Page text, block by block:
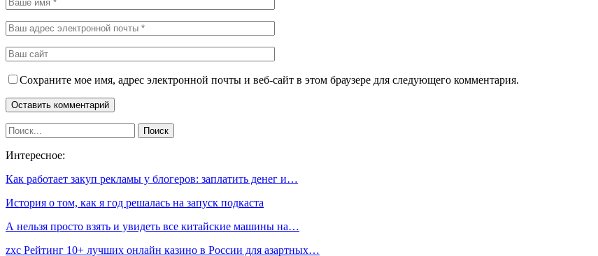
Сохраните мое имя, адрес электронной почты и веб-сайт в этом браузере для следующего комментария.
Интересное:
Как работает закуп рекламы у блогеров: заплатить денег и…
История о том, как я год решалась на запуск подкаста
А нельзя просто взять и увидеть все китайские машины на…
zxc Рейтинг 10+ лучших онлайн казино в России для азартных…